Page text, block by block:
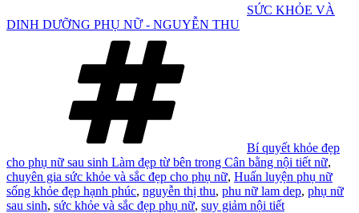
SỨC KHỎE VÀ
DINH DƯỠNG PHỤ NỮ - NGUYỄN THU
Bí quyết khỏe đẹp
cho phụ nữ sau sinh Làm đẹp từ bên trong Cân bằng nội tiết nữ,
chuyên gia sức khỏe và sắc đẹp cho phụ nữ, Huấn luyện phụ nữ
sống khỏe đẹp hạnh phúc, nguyễn thị thu, phu nữ lam dep, phụ nữ
sau sinh, sức khỏe và sắc đẹp phụ nữ, suy giảm nội tiết